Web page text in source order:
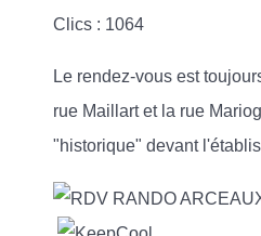
Clics : 1064
Le rendez-vous est
rue Maillart et la rue
"historique" devant